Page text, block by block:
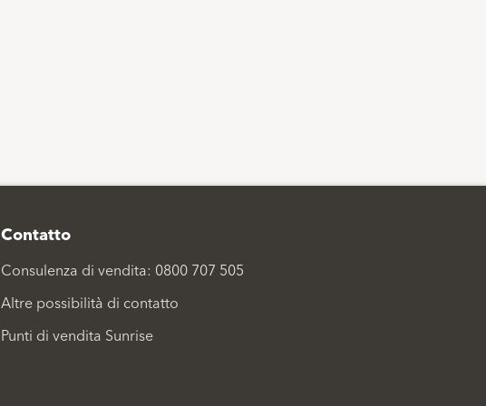
Contatto
Consulenza di vendita: 0800 707 505
Altre possibilità di contatto
Punti di vendita Sunrise